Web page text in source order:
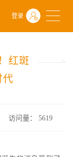
登录
代
红斑
代
访问量：5619